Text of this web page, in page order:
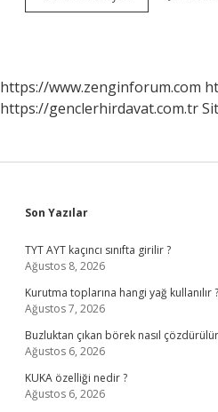
Tane
https://www.zenginforum.com
https://genclerhirdavat.com.tr
Sidebar
Son Yazılar
TYT AYT kaçıncı sınıfta girilir ?
Ağustos 8, 2026
Kurutma toplarına hangi yağ kullanılır ?
Ağustos 7, 2026
Buzluktan çıkan börek nasıl
Ağustos 6, 2026
KUKA özelliği nedir ?
Ağustos 6, 2026